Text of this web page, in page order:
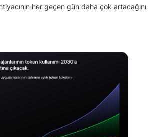
her geçen gün daha çok artacağını